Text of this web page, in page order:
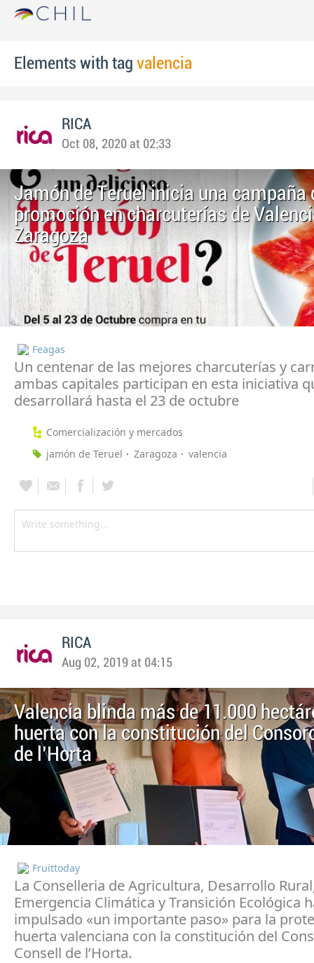
Elements with tag valencia
RICA
Oct 08, 2020 at 02:33
Jamón de Teruel inicia una campaña
promoción en charcuterías de
Zaragoza
Feagas
Un centenar de las mejores charcuterías y
ambas capitales participan en esta iniciativa
desarrollará hasta el 23 de octubre
Comercialización y mercados
jamón de Teruel
Zaragoza valencia
RICA
Aug 02, 2019 at 04:15
Valencia blinda más de 11.000
huerta con la constitución del
de l’Horta
Fruittoday
La Conselleria de Agricultura, Desarrollo
Emergencia Climática y Transición Ecológica
impulsado «un importante paso» para la
huerta valenciana con la constitución del
Consell de l’Horta.